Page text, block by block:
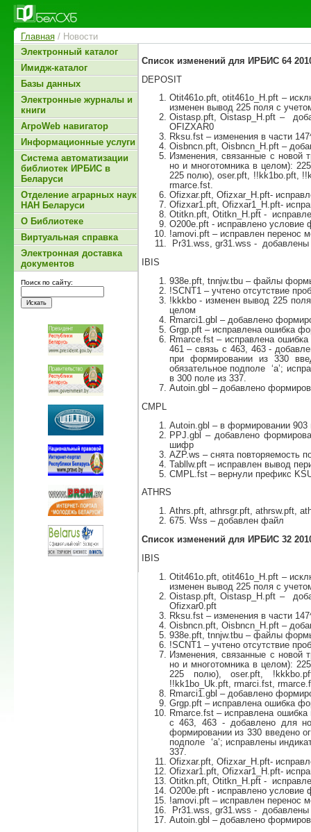
Главная/ Новости
Электронный каталог
Имидж-каталог
Базы данных
Электронные журналы и
книги
АгроWeb навигатор
Информационные услуги
Система автоматизации
библиотек ИРБИС в
Беларуси
Отделение аграрных наук
НАН Беларуси
О Библиотеке
Виртуальная справка
Электронная доставка
документов
Поиск по сайту:
Список изменений для ИРБИС 64
DEPOSIT
Otit461o.pft, otit461o_H.pft –
изменен вывод 225 поля с
Oistasp.pft, Oistasp_H.pft –
OFIZXAR0
Rksu.fst – изменения в части
Oisbncn.pft, Oisbncn_H.pft –
Изменения, связанные с новой
но и многотомника в целом):
225 полю), oser.pft, !!kk1bo.pft,
rmarce.fst.
Ofizxar.pft, Ofizxar_H.pft-
Ofizxar1.pft, Ofizxar1_H.pft-
Otitkn.pft, Otitkn_H.pft -
O200e.pft - исправлено условие
!amovi.pft – исправлен перенос
Pr31.wss, gr31.wss -
IBIS
938e.pft, tnnjw.tbu – файлы
!SCNT1 – учтено отсутствие
!kkkbo - изменен вывод 225
целом
Rmarci1.gbl – добавлено
Grgp.pft – исправлена ошибка
Rmarce.fst – исправлена
461 – связь с 463, 463 -
при формировании из 330
обязательное подполе ‘a’;
в 300 поле из 337.
Autoin.gbl – добавлено
CMPL
Autoin.gbl – в формировании 903
PPJ.gbl – добавлено
шифр
AZP.ws – снята повторяемость
Tabllw.pft – исправлен вывод
CMPL.fst – вернули префикс
ATHRS
Athrs.pft, athrsgr.pft, athrsw.pft,
675. Wss – добавлен файл
Список изменений для ИРБИС 32
IBIS
Otit461o.pft, otit461o_H.pft –
изменен вывод 225 поля с
Oistasp.pft, Oistasp_H.pft –
Ofizxar0.pft
Rksu.fst – изменения в части
Oisbncn.pft, Oisbncn_H.pft –
938e.pft, tnnjw.tbu – файлы
!SCNT1 – учтено отсутствие
Изменения, связанные с новой
но и многотомника в целом):
225 полю), oser.pft,
!!kk1bo_Uk.pft, rmarci.fst,
Rmarci1.gbl – добавлено
Grgp.pft – исправлена ошибка
Rmarce.fst – исправлена
с 463, 463 - добавлено для
формировании из 330 введено
подполе ‘a’; исправлены
337.
Ofizxar.pft, Ofizxar_H.pft-
Ofizxar1.pft, Ofizxar1_H.pft-
Otitkn.pft, Otitkn_H.pft -
O200e.pft - исправлено условие
!amovi.pft – исправлен перенос
Pr31.wss, gr31.wss -
Autoin.gbl – добавлено